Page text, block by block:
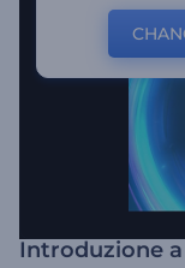
Introduzione